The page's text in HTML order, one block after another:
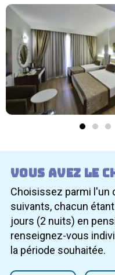
Vous avez le
Choisissez parmi l'un
suivants, chacun
jours (2 nuits) en
renseignez-vous
la période souhaitée.